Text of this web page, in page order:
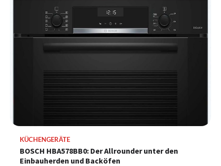
KÜCHENGERÄTE
BOSCH HBA578BB0: Der Allrounder unter den
Einbauherden und Backöfen